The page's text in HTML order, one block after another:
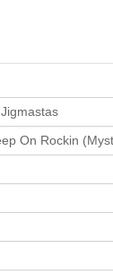
On Rockin